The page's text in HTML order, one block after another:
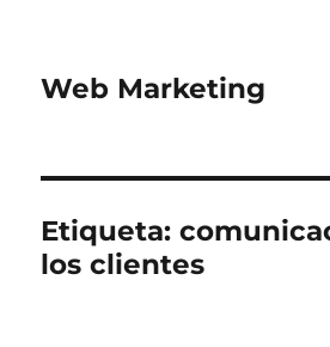
Web Marketing
Etiqueta:
los clientes